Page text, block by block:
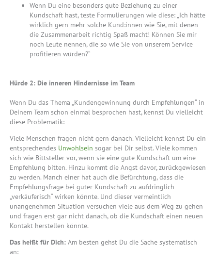
Wenn Du eine besonders gute Beziehung zu einer
Kundschaft hast, teste Formulierungen wie diese: „Ich hätte
wirklich gern mehr solche Kund:innen wie Sie, mit denen
die Zusammenarbeit richtig Spaß macht! Können Sie mir
noch Leute nennen, die so wie Sie von unserem Service
profitieren würden?“
Hürde 2: Die inneren Hindernisse im Team
Wenn Du das Thema „Kundengewinnung durch Empfehlungen“ in
Deinem Team schon einmal besprochen hast, kennst Du vielleicht
diese Problematik:
Viele Menschen fragen nicht gern danach. Vielleicht kennst Du ein
entsprechendes Unwohlsein sogar bei Dir selbst. Viele kommen
sich wie Bittsteller vor, wenn sie eine gute Kundschaft um eine
Empfehlung bitten. Hinzu kommt die Angst davor, zurückgewiesen
zu werden. Manch einer hat auch die Befürchtung, dass die
Empfehlungsfrage bei guter Kundschaft zu aufdringlich
„verkäuferisch“ wirken könnte. Und dieser vermeintlich
unangenehmen Situation versuchen viele aus dem Weg zu gehen
und fragen erst gar nicht danach, ob die Kundschaft einen neuen
Kontakt herstellen könnte.
Das heißt für Dich: Am besten gehst Du die Sache systematisch
an: